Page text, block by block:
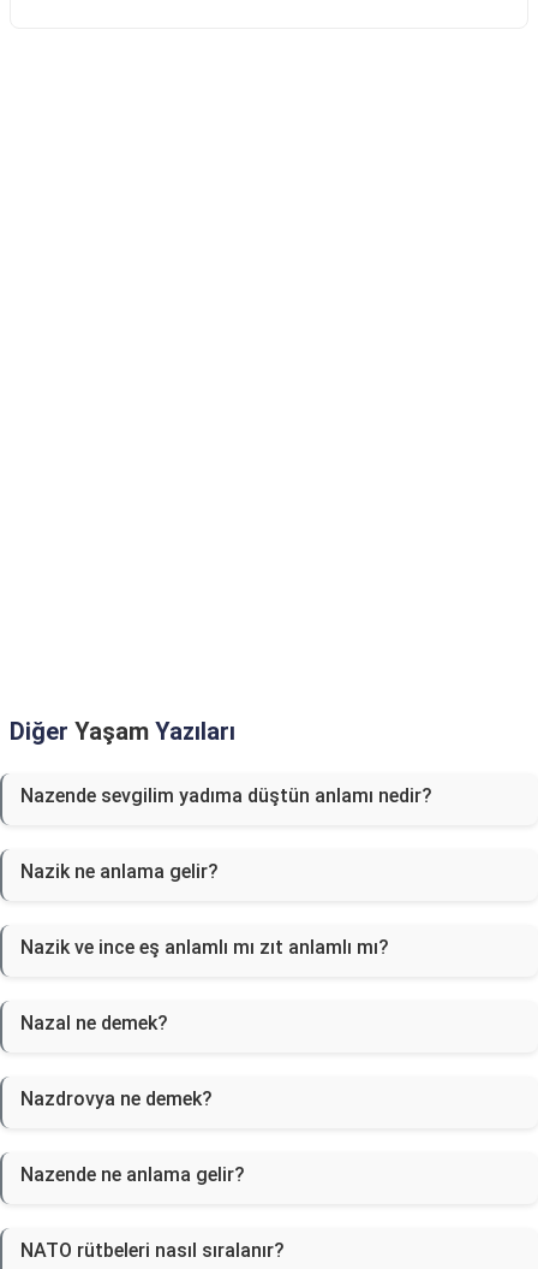
Diğer Yaşam Yazıları
Nazende sevgilim yadıma düştün anlamı nedir?
Nazik ne anlama gelir?
Nazik ve ince eş anlamlı mı zıt anlamlı mı?
Nazal ne demek?
Nazdrovya ne demek?
Nazende ne anlama gelir?
NATO rütbeleri nasıl sıralanır?